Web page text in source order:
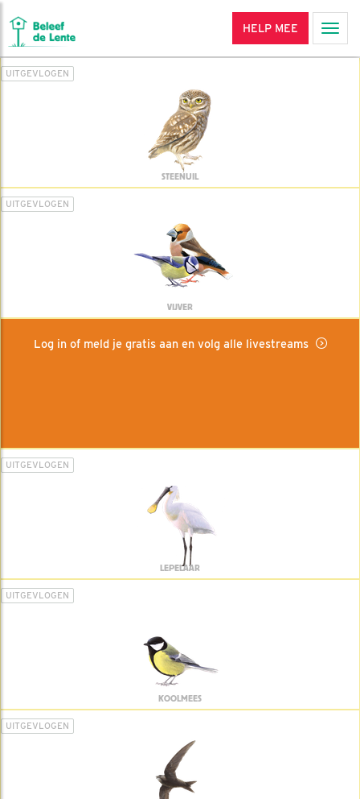
HELP MEE
UITGEVLOGEN
STEENUIL
UITGEVLOGEN
VIJVER
Log in of meld je gratis aan en volg alle livestreams
UITGEVLOGEN
LEPELAAR
UITGEVLOGEN
KOOLMEES
UITGEVLOGEN